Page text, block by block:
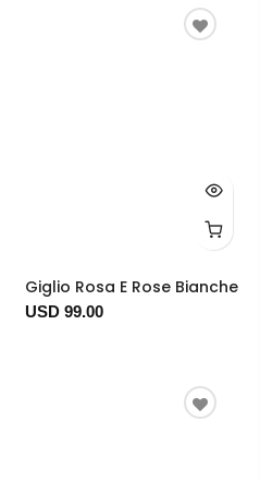
Giglio Rosa E Rose Bianche
USD 99.00